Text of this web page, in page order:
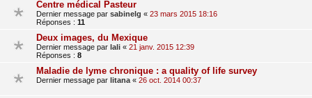
Centre médical Pasteur
Dernier message par sabinelg « 23 mars 2015 18:16
Réponses : 11
Deux images, du Mexique
Dernier message par lali « 21 janv. 2015 12:39
Réponses : 8
Maladie de lyme chronique : a quality of life survey
Dernier message par litana « 26 oct. 2014 00:37